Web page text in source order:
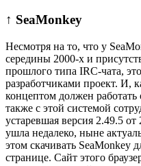
↑ SeaMonkey
Несмотря на то, что у
середины 2000-х и
прошлого типа IRC-чата,
разработчиками проект. И,
концептом должен
также с этой системой
устаревшая версия 2.49.5
ушла недалеко, ныне
этом скачивать SeaMonkey
странице. Сайт этого